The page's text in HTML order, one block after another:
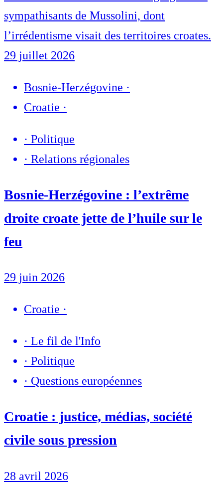
sympathisants de Mussolini, dont
l’irrédentisme visait des territoires croates.
29 juillet 2026
Bosnie-Herzégovine ·
Croatie ·
· Politique
· Relations régionales
Bosnie-Herzégovine : l’extrême
droite croate jette de l’huile sur le
feu
29 juin 2026
Croatie ·
· Le fil de l'Info
· Politique
· Questions européennes
Croatie : justice, médias, société
civile sous pression
28 avril 2026